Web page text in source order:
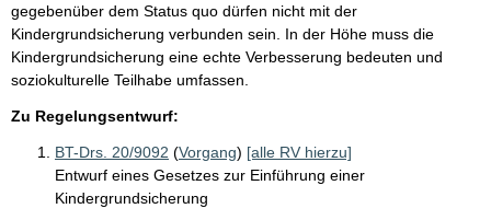
gegebenüber dem Status quo dürfen nicht mit der
Kindergrundsicherung verbunden sein. In der Höhe muss die
Kindergrundsicherung eine echte Verbesserung bedeuten und
soziokulturelle Teilhabe umfassen.
Zu Regelungsentwurf:
BT-Drs. 20/9092 (Vorgang) [alle RV hierzu]
Entwurf eines Gesetzes zur Einführung einer
Kindergrundsicherung